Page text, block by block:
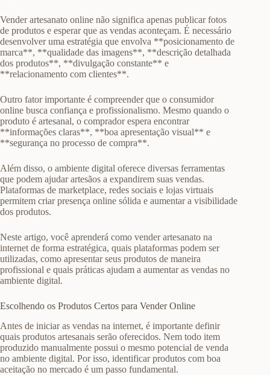
Vender artesanato online não significa apenas publicar fotos
de produtos e esperar que as vendas aconteçam. É necessário
desenvolver uma estratégia que envolva **posicionamento de
marca**, **qualidade das imagens**, **descrição detalhada
dos produtos**, **divulgação constante** e
**relacionamento com clientes**.
Outro fator importante é compreender que o consumidor
online busca confiança e profissionalismo. Mesmo quando o
produto é artesanal, o comprador espera encontrar
**informações claras**, **boa apresentação visual** e
**segurança no processo de compra**.
Além disso, o ambiente digital oferece diversas ferramentas
que podem ajudar artesãos a expandirem suas vendas.
Plataformas de marketplace, redes sociais e lojas virtuais
permitem criar presença online sólida e aumentar a visibilidade
dos produtos.
Neste artigo, você aprenderá como vender artesanato na
internet de forma estratégica, quais plataformas podem ser
utilizadas, como apresentar seus produtos de maneira
profissional e quais práticas ajudam a aumentar as vendas no
ambiente digital.
Escolhendo os Produtos Certos para Vender Online
Antes de iniciar as vendas na internet, é importante definir
quais produtos artesanais serão oferecidos. Nem todo item
produzido manualmente possui o mesmo potencial de venda
no ambiente digital. Por isso, identificar produtos com boa
aceitação no mercado é um passo fundamental.